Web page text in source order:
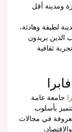
ومدينة أقل
لطيفة وهادئة،
الذين يريدون
ثقافية
جامعة عامة
بأسلوب
في مجالات